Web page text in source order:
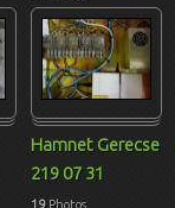
Hamnet Gerecse
219 07 31
19Photos